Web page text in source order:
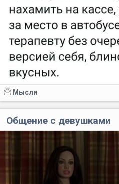
Мысли
Общение с девушками